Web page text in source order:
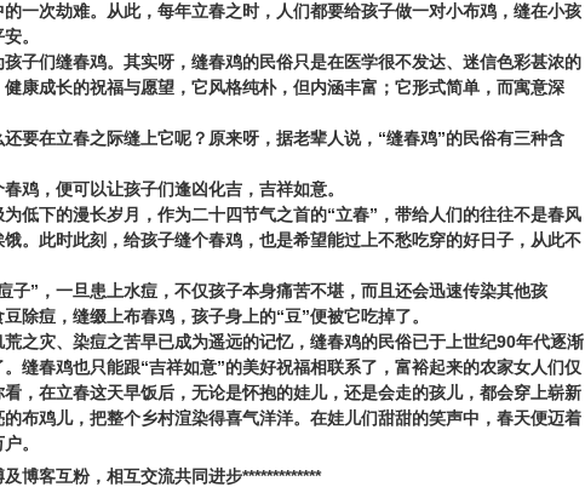
一次劫难。从此，每年立春之时，人们都要给孩子做一对小布鸡，缝在小孩
。
子们缝春鸡。其实呀，缝春鸡的民俗只是在医学很不发达、迷信色彩甚浓的
康成长的祝福与愿望，它风格纯朴，但内涵丰富；它形式简单，而寓意深
要在立春之际缝上它呢？原来呀，据老辈人说，“缝春鸡”的民俗有三种含
鸡，便可以让孩子们逢凶化吉，吉祥如意。
低下的漫长岁月，作为二十四节气之首的“立春”，带给人们的往往不是春风
。此时此刻，给孩子缝个春鸡，也是希望能过上不愁吃穿的好日子，从此不
子”，一旦患上水痘，不仅孩子本身痛苦不堪，而且还会迅速传染其他孩
除痘，缝缀上布春鸡，孩子身上的“豆”便被它吃掉了。
之灾、染痘之苦早已成为遥远的记忆，缝春鸡的民俗已于上世纪90年代逐渐
缝春鸡也只能跟“吉祥如意”的美好祝福相联系了，富裕起来的农家女人们仅
，在立春这天早饭后，无论是怀抱的娃儿，还是会走的孩儿，都会穿上崭新
布鸡儿，把整个乡村渲染得喜气洋洋。在娃儿们甜甜的笑声中，春天便迈着
。
博客互粉，相互交流共同进步*************